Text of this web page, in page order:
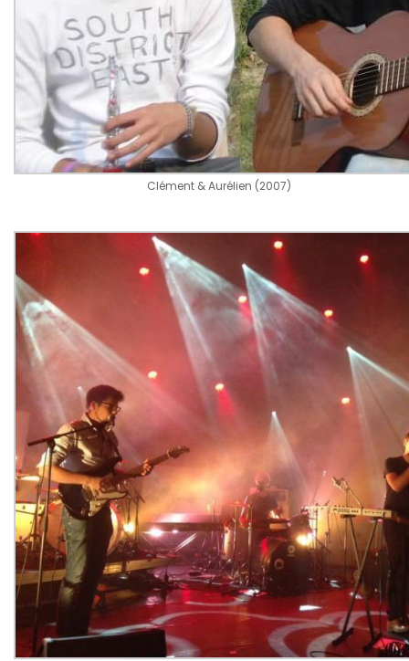
Clément & Aurélien (2007)